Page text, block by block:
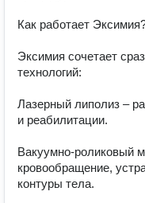
Как работает
Эксимия сочетает
технологий:
Лазерный липолиз –
и реабилитации.
Вакуумно-роликовый
кровообращение,
контуры тела.